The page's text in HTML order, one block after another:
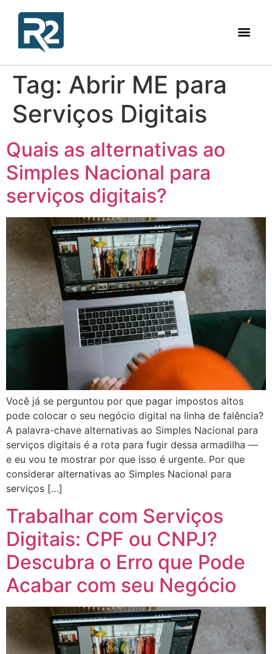
Tag: Abrir ME para
Serviços Digitais
Quais as alternativas ao
Simples Nacional para
serviços digitais?
Você já se perguntou por que pagar impostos altos
pode colocar o seu negócio digital na linha de falência?
A palavra-chave alternativas ao Simples Nacional para
serviços digitais é a rota para fugir dessa armadilha —
e eu vou te mostrar por que isso é urgente. Por que
considerar alternativas ao Simples Nacional para
serviços […]
Trabalhar com Serviços
Digitais: CPF ou CNPJ?
Descubra o Erro que Pode
Acabar com seu Negócio